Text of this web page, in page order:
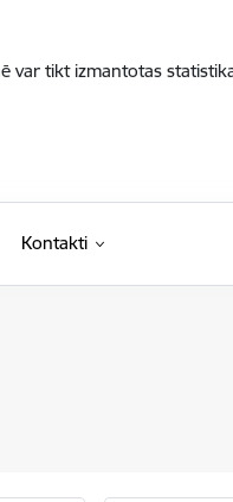
var tikt izmantotas
Kontakti